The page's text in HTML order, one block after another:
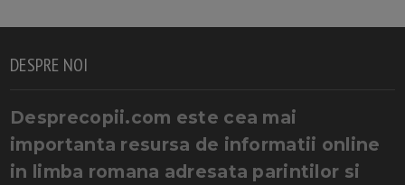
DESPRE NOI
Desprecopii.com este cea mai
importanta resursa de informatii online
in limba romana adresata parintilor si